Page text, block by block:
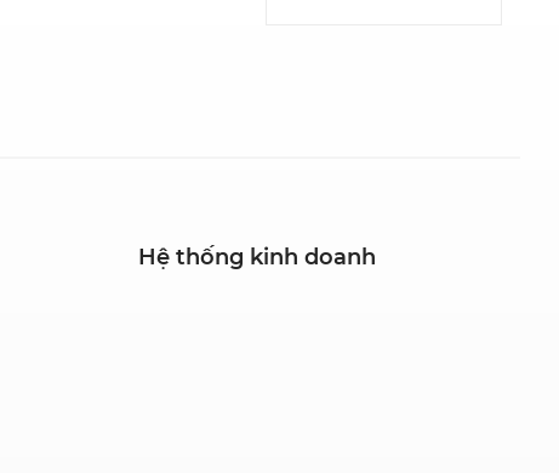
Hệ thống kinh doanh